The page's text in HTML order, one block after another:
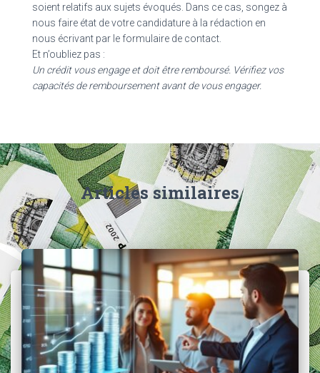
soient relatifs aux sujets évoqués. Dans ce cas, songez à
nous faire état de votre candidature à la rédaction en
nous écrivant par le formulaire de contact.
Et n’oubliez pas :
Un crédit vous engage et doit être remboursé. Vérifiez vos
capacités de remboursement avant de vous engager.
Articles similaires